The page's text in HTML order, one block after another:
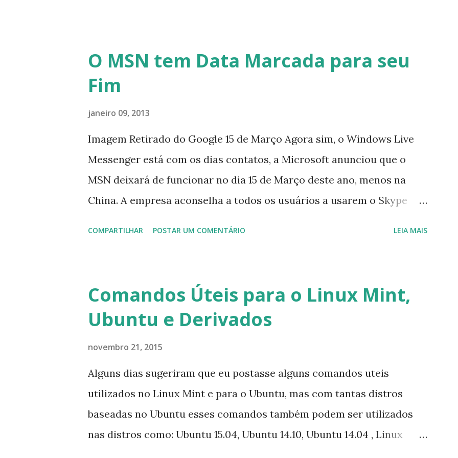
O MSN tem Data Marcada para seu
Fim
janeiro 09, 2013
Imagem Retirado do Google 15 de Março Agora sim, o Windows Live
Messenger está com os dias contatos, a Microsoft anunciou que o
MSN deixará de funcionar no dia 15 de Março deste ano, menos na
China. A empresa aconselha a todos os usuários a usarem o Skype
notificação). Acho o Skype melhor que o Windows Live (assim como
muitos profissionais de TI) , mesmo na versão para Linux, claro,
sempre existem outras opções e o Pidgin, que se mostra como opção.
COMPARTILHAR POSTAR UM COMENTÁRIO LEIA MAIS
Comandos Úteis para o Linux Mint,
Ubuntu e Derivados
novembro 21, 2015
Alguns dias sugeriram que eu postasse alguns comandos uteis
utilizados no Linux Mint e para o Ubuntu, mas com tantas distros
baseadas no Ubuntu esses comandos também podem ser utilizados
nas distros como: Ubuntu 15.04, Ubuntu 14.10, Ubuntu 14.04 , Linux